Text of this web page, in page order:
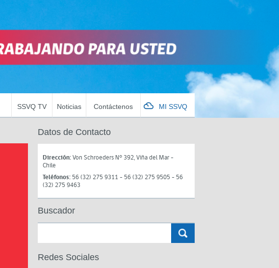
SSVQ TV Noticias Contáctenos MI SSVQ
Datos de Contacto
Dirección:Von Schroeders N° 392, Viña del Mar -
Chile
Teléfonos: 56 (32) 275 9311 - 56 (32) 275 9505 - 56
(32) 275 9463
Buscador
Redes Sociales